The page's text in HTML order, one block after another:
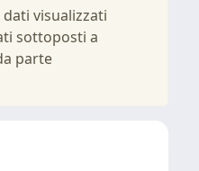
visualizzati
sottoposti a
parte